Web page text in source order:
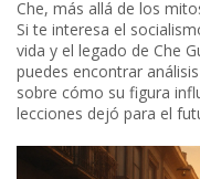
Che, más allá de los
Si te interesa el
vida y el legado de Che
puedes encontrar
sobre cómo su figura
lecciones dejó para el